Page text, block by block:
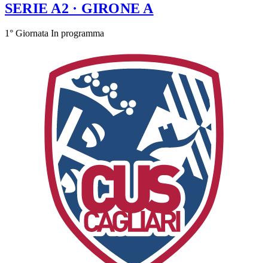
SERIE A2 · GIRONE A
1° Giornata In programma